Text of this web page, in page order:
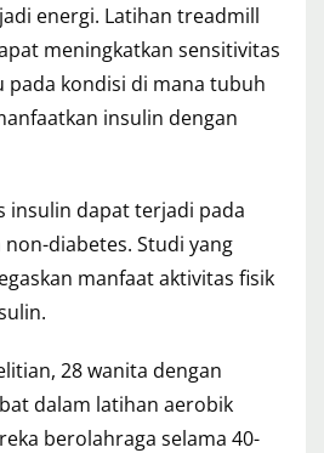
energi. Latihan treadmill
meningkatkan sensitivitas
pada kondisi di mana tubuh
insulin dengan
insulin dapat terjadi pada
diabetes. Studi yang
manfaat aktivitas fisik
28 wanita dengan
dalam latihan aerobik
berolahraga selama 40-